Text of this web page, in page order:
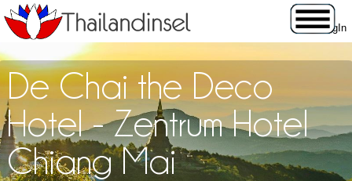
De Chai the Deco
Hotel - Zentrum Hotel
Chiang Mai